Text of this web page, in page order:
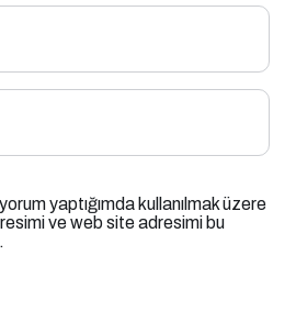
yaptığımda kullanılmak üzere
ve web site adresimi bu